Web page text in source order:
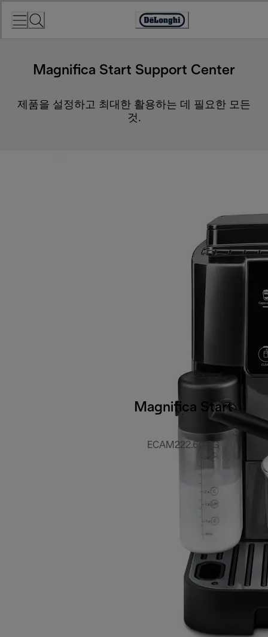
Accessibility
Magnifica Start Support Center
제품을 설정하고 최대한 활용하는 데 필요한 모든
것.
Magnifica Start
ECAM222.60.BG